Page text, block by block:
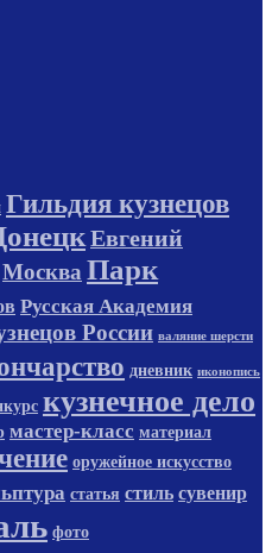
Гильдия кузнецов
Евгений
Москва Парк
Русская Академия
России валяние шерсти
дневник иконопись
кузнечное дело
мастер-класс материал
оружейное искусство
статья стиль сувенир
фото